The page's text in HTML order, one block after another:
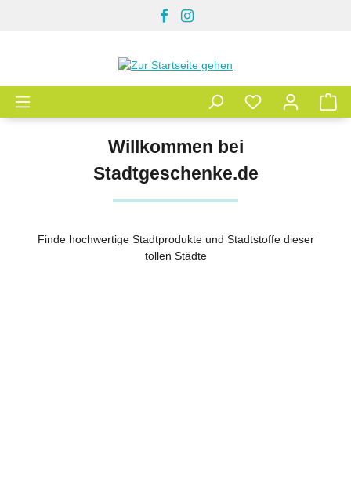
Willkommen bei
Stadtgeschenke.de
Finde hochwertige Stadtprodukte und Stadtstoffe dieser
tollen Städte